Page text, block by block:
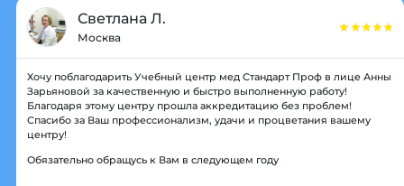
Светлана Л.
Москва
Хочу поблагодарить Учебный центр мед Стандарт Проф в лице Анны
Зарьяновой за качественную и быстро выполненную работу!
Благодаря этому центру прошла аккредитацию без проблем!
Спасибо за Ваш профессионализм, удачи и процветания вашему
центру!
Обязательно обращусь к Вам в следующем году